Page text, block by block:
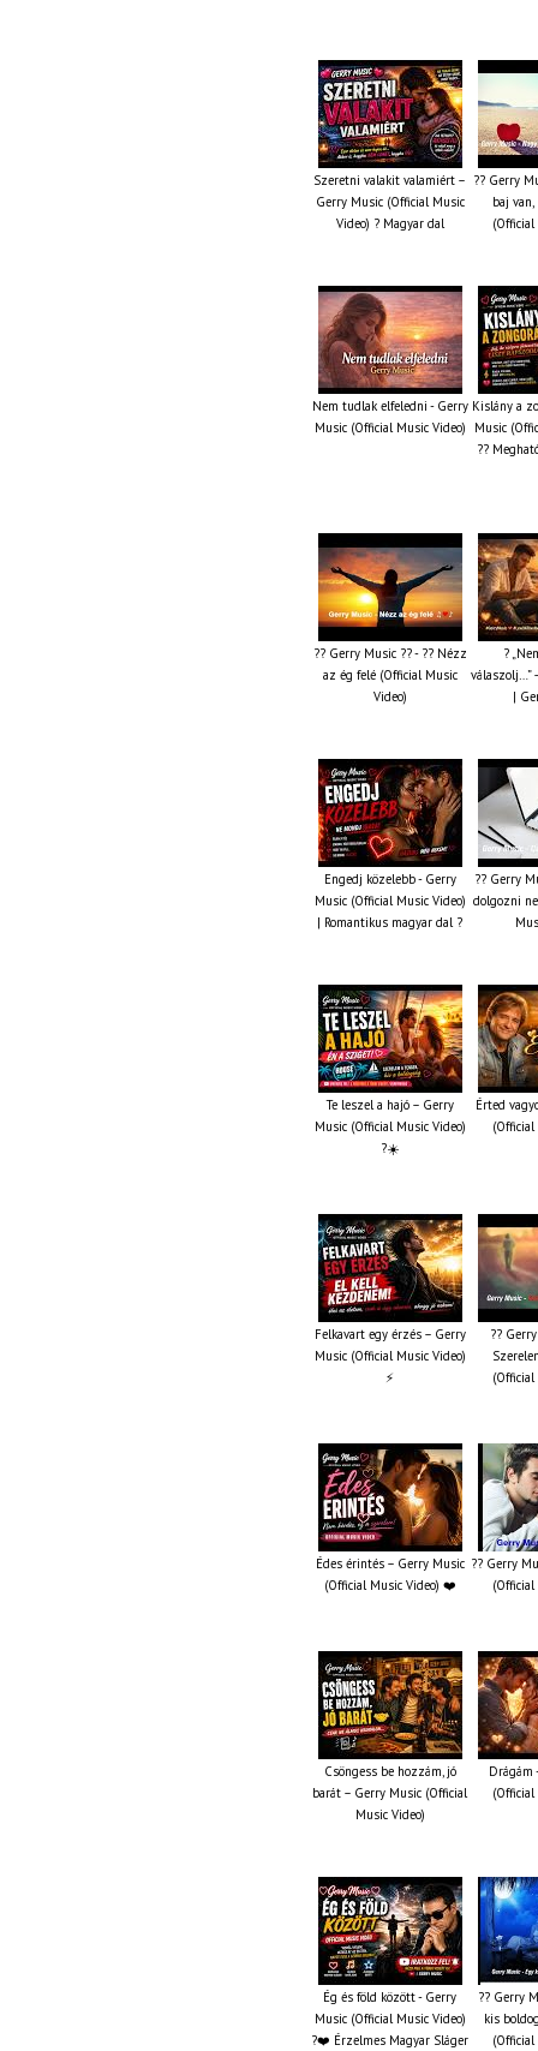
Szeretni valakit valamiért –
Gerry Music (Official Music
Video) ? Magyar dal
?? Gerry
baj
(Official
Nem tudlak elfeledni - Gerry
Music (Official Music Video)
Kislány a
Music
??
?? Gerry Music ?? - ?? Nézz
az ég felé (Official Music
Video)
?
válaszolj…”
|
Engedj közelebb - Gerry
Music (Official Music Video)
| Romantikus magyar dal ?
?? Gerry
dolgozni
Te leszel a hajó – Gerry
Music (Official Music Video)
?☀️
Érted
(Official
Felkavart egy érzés – Gerry
Music (Official Music Video)
⚡
??
(Official
Édes érintés – Gerry Music
(Official Music Video) ❤️
?? Gerry
(Official
Csöngess be hozzám, jó
barát – Gerry Music (Official
Music Video)
Drágám
(Official
Ég és föld között - Gerry
Music (Official Music Video)
?❤️ Érzelmes Magyar Sláger
?? Gerry
kis
(Official